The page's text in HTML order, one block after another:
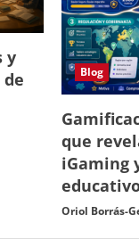
y
Blog
que
iGaming
Oriol Borrás-